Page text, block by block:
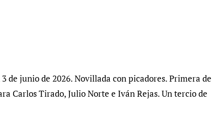
de junio de 2026. Novillada con picadores. Primera de
Carlos Tirado, Julio Norte e Iván Rejas. Un tercio de